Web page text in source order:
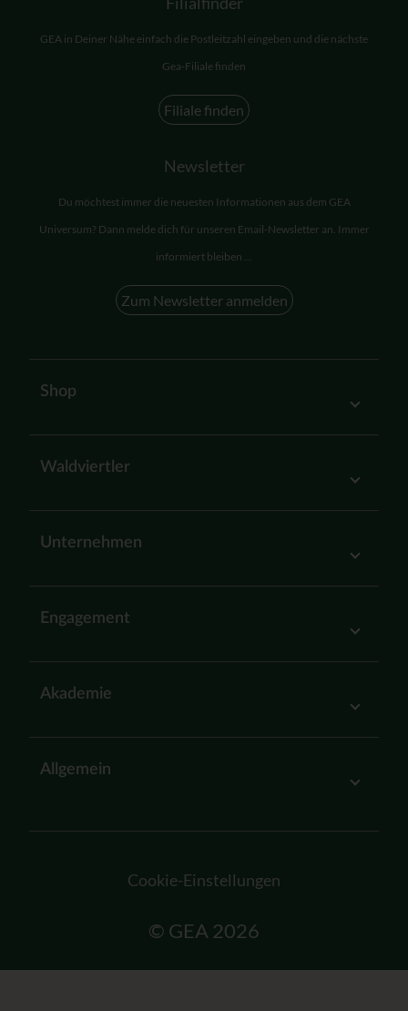
GEA in Deiner Nähe einfach die Postleitzahl eingeben und die nächste
Gea-Filiale finden
Filiale finden
Newsletter
Du möchtest immer die neuesten Informationen aus dem GEA
Universum? Dann melde dich für unseren Email-Newsletter an. Immer
informiert bleiben ...
Zum Newsletter anmelden
Shop
Waldviertler
Unternehmen
Engagement
Akademie
Allgemein
© GEA 2026
Cookie-Einstellungen